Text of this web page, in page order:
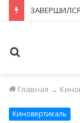
Главная →
Киновертикаль